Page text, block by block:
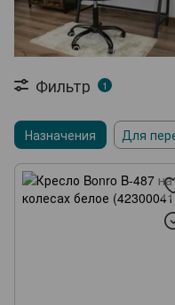
Комплектующие к
Садовые павильони
Шезлонги
Журнальные столы
Сушилки для
Теплицы и парники
Фильтр 1
Назначения Для